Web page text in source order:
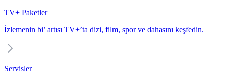
TV+ Paketler
İzlemenin bi’ artısı TV+’ta dizi, film, spor ve dahasını keşfedin.
Servisler